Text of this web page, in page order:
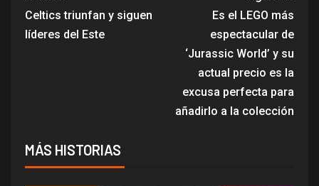
Celtics triunfan y siguen
líderes del Este
Es el LEGO más
espectacular de
‘Jurassic World’ y su
actual precio es la
excusa perfecta para
añadirlo a la colección
MÁS HISTORIAS